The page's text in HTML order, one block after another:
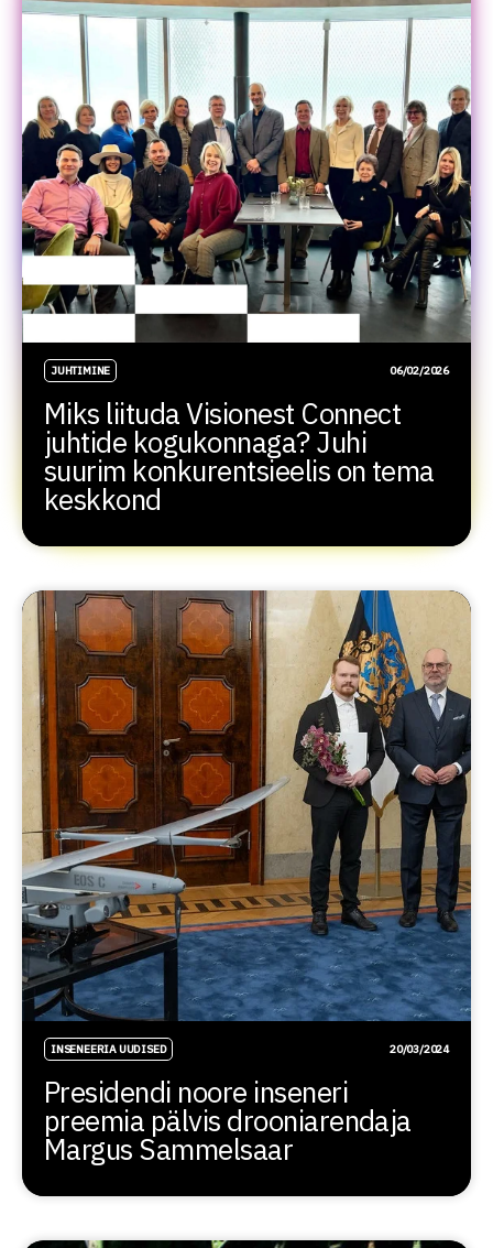
JUHTIMINE 06/02/2026
Miks liituda Visionest Connect
juhtide kogukonnaga? Juhi
suurim konkurentsieelis on tema
keskkond
INSENEERIA UUDISED 20/03/2024
Presidendi noore inseneri
preemia pälvis drooniarendaja
Margus Sammelsaar